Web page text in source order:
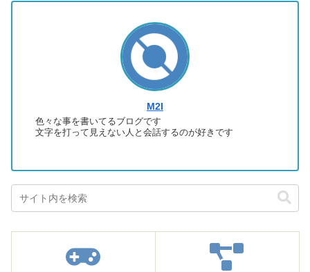
M2I
色々な事を書いてるブログです
文字を打って見えない人と会話するのが好きです